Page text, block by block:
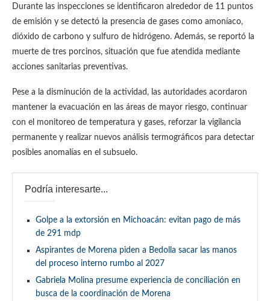
Durante las inspecciones se identificaron alrededor de 11 puntos
de emisión y se detectó la presencia de gases como amoníaco,
dióxido de carbono y sulfuro de hidrógeno. Además, se reportó la
muerte de tres porcinos, situación que fue atendida mediante
acciones sanitarias preventivas.
Pese a la disminución de la actividad, las autoridades acordaron
mantener la evacuación en las áreas de mayor riesgo, continuar
con el monitoreo de temperatura y gases, reforzar la vigilancia
permanente y realizar nuevos análisis termográficos para detectar
posibles anomalías en el subsuelo.
Podría interesarte...
Golpe a la extorsión en Michoacán: evitan pago de más
de 291 mdp
Aspirantes de Morena piden a Bedolla sacar las manos
del proceso interno rumbo al 2027
Gabriela Molina presume experiencia de conciliación en
busca de la coordinación de Morena